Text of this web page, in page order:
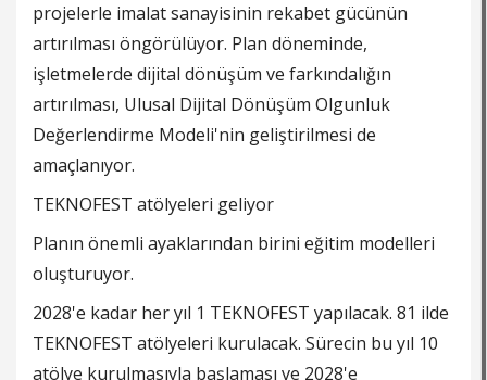
projelerle imalat sanayisinin rekabet gücünün
artırılması öngörülüyor. Plan döneminde,
işletmelerde dijital dönüşüm ve farkındalığın
artırılması, Ulusal Dijital Dönüşüm Olgunluk
Değerlendirme Modeli'nin geliştirilmesi de
amaçlanıyor.
TEKNOFEST atölyeleri geliyor
Planın önemli ayaklarından birini eğitim modelleri
oluşturuyor.
2028'e kadar her yıl 1 TEKNOFEST yapılacak. 81 ilde
TEKNOFEST atölyeleri kurulacak. Sürecin bu yıl 10
atölye kurulmasıyla başlaması ve 2028'e